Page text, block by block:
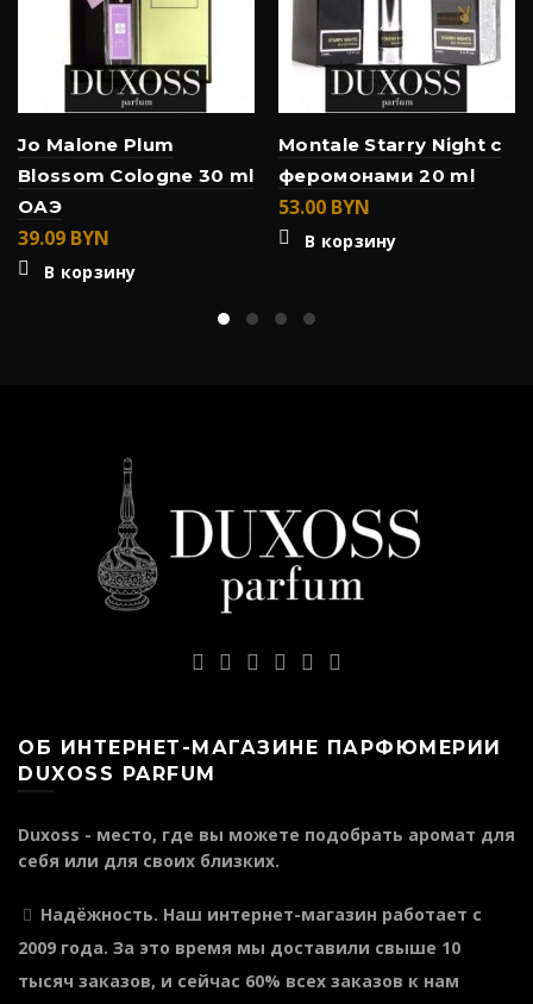
Jo Malone Plum
Blossom Cologne 30 ml
ОАЭ
39.09 BYN
В корзину
Montale Starry Night с
феромонами 20 ml
53.00 BYN
В корзину
ОБ ИНТЕРНЕТ-МАГАЗИНЕ ПАРФЮМЕРИИ
DUXOSS PARFUM
Duxoss - место, где вы можете подобрать аромат для
себя или для своих близких.
Надёжность. Наш интернет-магазин работает с
2009 года. За это время мы доставили свыше 10
тысяч заказов, и сейчас 60% всех заказов к нам